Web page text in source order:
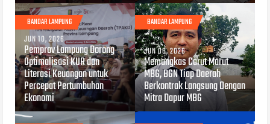
BANDAR LAMPUNG
JUN 10, 2026
Pemprov Lampung Dorong
Optimalisasi KUR dan
Literasi Keuangan untuk
Percepat Pertumbuhan
Ekonomi
BANDAR LAMPUNG
JUN 08, 2026
Memangkas Carut Marut
MBG, BGN Tiap Daerah
Berkontrak Langsung Dengan
Mitra Dapur MBG